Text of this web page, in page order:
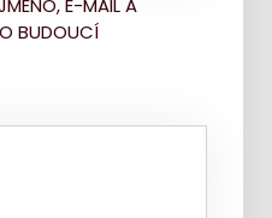
E-MAIL A
BUDOUCÍ